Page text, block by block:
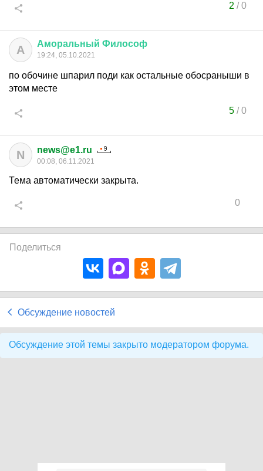
2 /0
А Аморальный Философ
19:24, 05.10.2021
по обочине шпарил поди как остальные обосраныши в
этом месте
5/0
N news@e1.ru
00:08, 06.11.2021
Тема автоматически закрыта.
0
Поделиться
Обсуждение новостей
Обсуждение этой темы закрыто модератором форума.